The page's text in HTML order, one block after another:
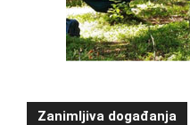
Zanimljiva događanja